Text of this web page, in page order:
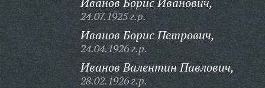
24.07.1925 г.р.
Иванов Борис Петрович,
24.04.1926 г.р.
Иванов Валентин Павлович,
28.02.1926 г.р.